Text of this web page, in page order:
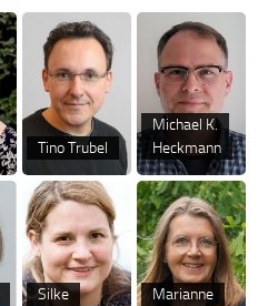
Tino Trubel
Silke
Michael K.
Heckmann
Marianne